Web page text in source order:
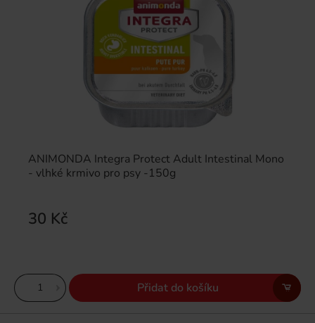
ANIMONDA Integra Protect Adult Intestinal Mono
- vlhké krmivo pro psy -150g
30 Kč
Přidat do košíku